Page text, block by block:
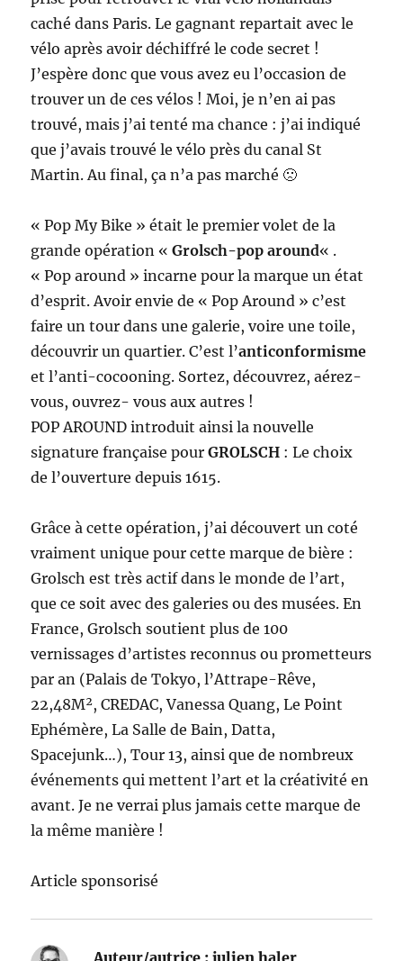
caché dans Paris. Le gagnant repartait avec le
vélo après avoir déchiffré le code secret !
J’espère donc que vous avez eu l’occasion de
trouver un de ces vélos ! Moi, je n’en ai pas
trouvé, mais j’ai tenté ma chance : j’ai indiqué
que j’avais trouvé le vélo près du canal St
Martin. Au final, ça n’a pas marché 🙁
« Pop My Bike » était le premier volet de la
grande opération «Grolsch-pop around« .
« Pop around » incarne pour la marque un état
d’esprit. Avoir envie de « Pop Around » c’est
faire un tour dans une galerie, voire une toile,
découvrir un quartier. C’est l’anticonformisme
et l’anti-cocooning. Sortez, découvrez, aérez-
vous, ouvrez- vous aux autres !
POP AROUND introduit ainsi la nouvelle
signature française pourGROLSCH : Le choix
de l’ouverture depuis 1615.
Grâce à cette opération, j’ai découvert un coté
vraiment unique pour cette marque de bière :
Grolsch est très actif dans le monde de l’art,
que ce soit avec des galeries ou des musées. En
France, Grolsch soutient plus de 100
vernissages d’artistes reconnus ou prometteurs
par an (Palais de Tokyo, l’Attrape-Rêve,
22,48M², CREDAC, Vanessa Quang, Le Point
Ephémère, La Salle de Bain, Datta,
Spacejunk…), Tour 13, ainsi que de nombreux
événements qui mettent l’art et la créativité en
avant. Je ne verrai plus jamais cette marque de
la même manière !
Article sponsorisé
Auteur/autrice : julien haler